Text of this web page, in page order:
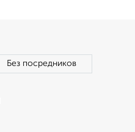
Без посредников